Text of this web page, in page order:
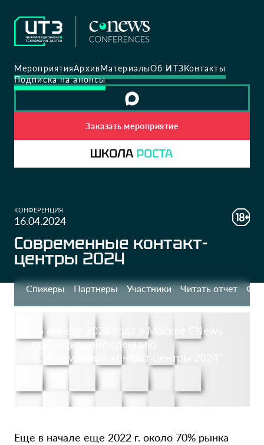
МероприятияАрхивМатериалыОб ИТЗКонтакты
Подписка на анонсы
Заказать мероприятие
КОНФЕРЕНЦИЯ
16.04.2024
Современные контакт-
центры 2024
Спикеры Партнеры Участники Читать отчет
16 апреля 2024 года в Москве CNews
проводит конференцию
"Современные контакт-центры 2024"
Еще в начале еще 2022 г. около 70% рынка